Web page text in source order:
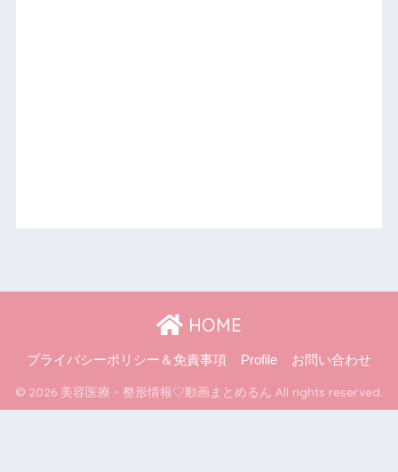
HOME
プライバシーポリシー＆免責事項 Profile お問い合わせ
© 2026 美容医療・整形情報♡動画まとめるん All rights reserved.